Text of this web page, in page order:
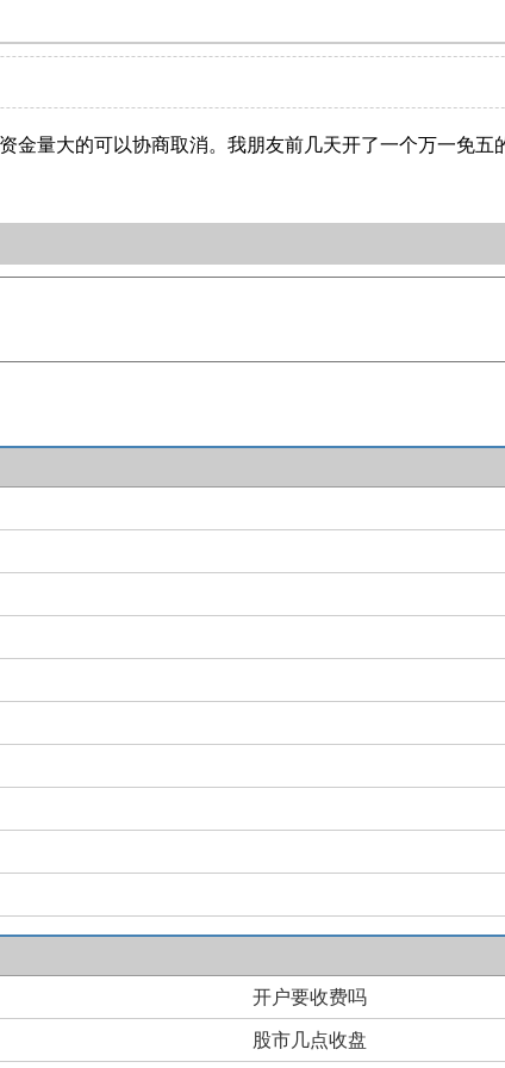
金量大的可以协商取消。我朋友前几天开了一个万一免五
开户要收费吗
股市几点收盘